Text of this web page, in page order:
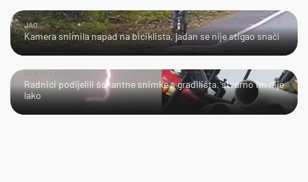
JAO...
Kamera snimila napad na biciklista, jadan se nije stigao snaći
Radnici podijelili šokantne snimke s gradilišta, stvarno im nije
lako